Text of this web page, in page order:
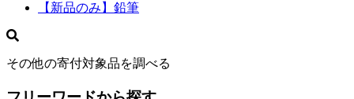
【新品のみ】鉛筆
その他の寄付対象品を調べる